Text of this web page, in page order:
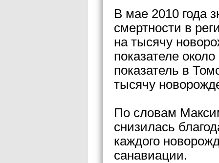
В мае 2010 года
смертности в
на тысячу
показателе
показатель в
тысячу
По словам
снизилась
каждого
санавиации.